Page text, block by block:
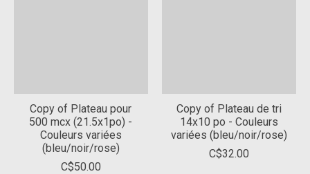
Copy of Plateau pour
500 mcx (21.5x1po) -
Couleurs variées
(bleu/noir/rose)
C$50.00
Copy of Plateau de tri
14x10 po - Couleurs
variées (bleu/noir/rose)
C$32.00